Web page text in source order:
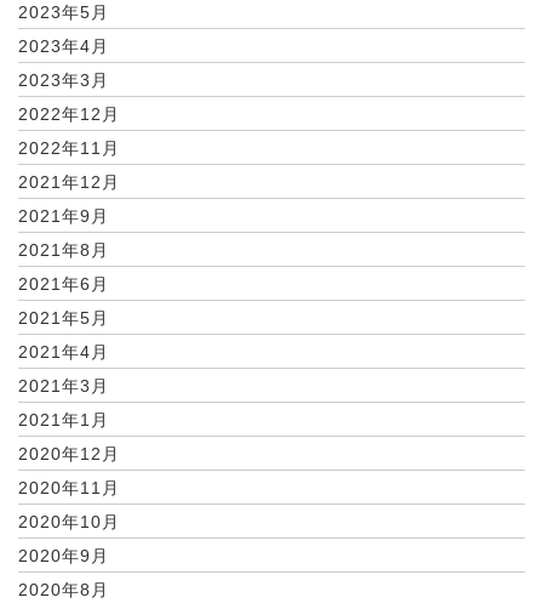
2023年5月
2023年4月
2023年3月
2022年12月
2022年11月
2021年12月
2021年9月
2021年8月
2021年6月
2021年5月
2021年4月
2021年3月
2021年1月
2020年12月
2020年11月
2020年10月
2020年9月
2020年8月